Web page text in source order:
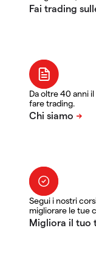
Da oltre 40 anni
fare trading.
Segui i nostri
migliorare le tue